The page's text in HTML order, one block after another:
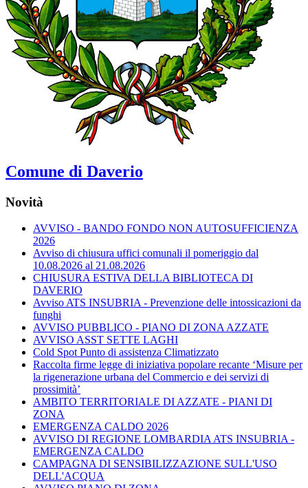
Comune di Daverio
Novità
AVVISO - BANDO FONDO NON AUTOSUFFICIENZA
2026
Avviso di chiusura uffici comunali il pomeriggio dal
10.08.2026 al 21.08.2026
CHIUSURA ESTIVA DELLA BIBLIOTECA DI
DAVERIO
Avviso ATS INSUBRIA - Prevenzione delle intossicazioni da
funghi
AVVISO PUBBLICO - PIANO DI ZONA AZZATE
AVVISO ASST SETTE LAGHI
Cold Spot Punto di assistenza Climatizzato
Raccolta firme legge di iniziativa popolare recante ‘Misure per
la rigenerazione urbana del Commercio e dei servizi di
prossimità’
AMBITO TERRITORIALE DI AZZATE - PIANI DI
ZONA
EMERGENZA CALDO 2026
AVVISO DI REGIONE LOMBARDIA ATS INSUBRIA -
EMERGENZA CALDO
CAMPAGNA DI SENSIBILIZZAZIONE SULL'USO
DELL'ACQUA